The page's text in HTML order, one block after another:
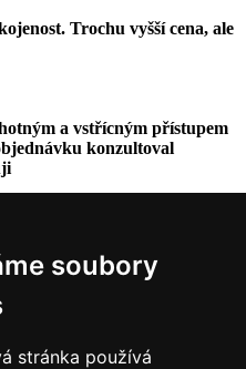
soubory
stránka používá
Trochu vyšší cena, ale
a vstřícným přístupem
konzultoval
rychle dodáno a kompletně
a nakonec jsme Reponio
šetří obrovské množství
systémem vybavit veškeré